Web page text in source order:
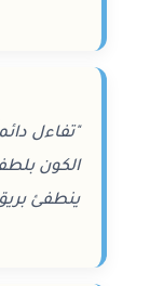
"تفاءل
الكون
ينطفئ